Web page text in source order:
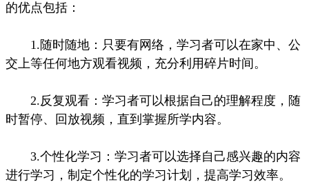
的优点包括：
1.随时随地：只要有网络，学习者可以在家中、公
交上等任何地方观看视频，充分利用碎片时间。
2.反复观看：学习者可以根据自己的理解程度，随
时暂停、回放视频，直到掌握所学内容。
3.个性化学习：学习者可以选择自己感兴趣的内容
进行学习，制定个性化的学习计划，提高学习效率。